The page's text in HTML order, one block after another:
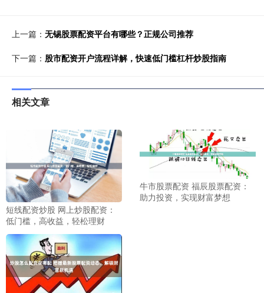
上一篇： 无锡股票配资平台有哪些？正规公司推荐
下一篇： 股市配资开户流程详解，快速低门槛杠杆炒股指南
相关文章
短线配资炒股 网上炒股配资：
低门槛，高收益，轻松理财
牛市股票配资 福辰股票配资：
助力投资，实现财富梦想